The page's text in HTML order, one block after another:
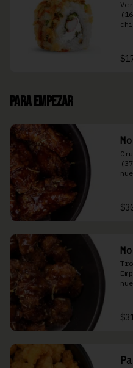
Para Empezar